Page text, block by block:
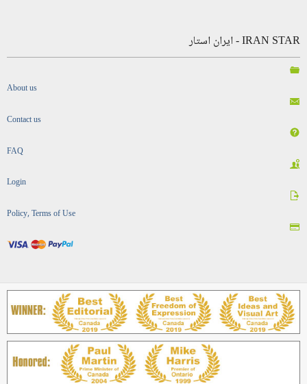
IRAN STAR - ایران استار
About us
Contact us
FAQ
Login
Policy, Terms of Use